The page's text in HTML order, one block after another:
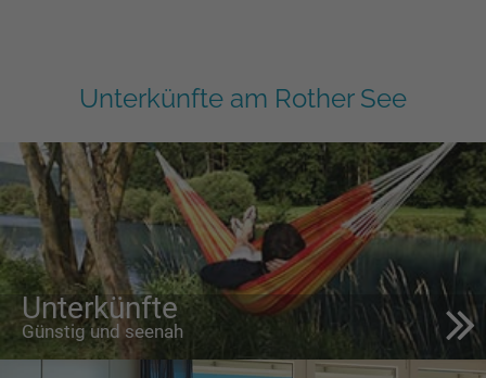
Unterkünfte am Rother See
Unterkünfte
Günstig und seenah